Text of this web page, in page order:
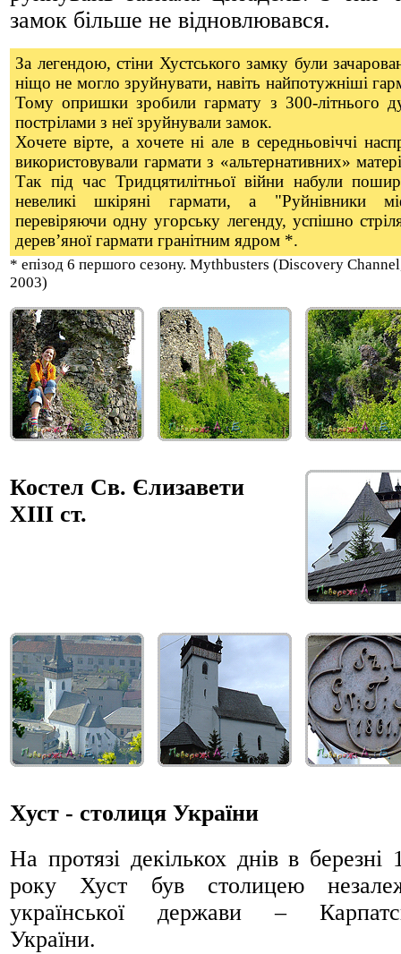
замок більше не відновлювався.
За легендою, стіни Хустського замку були
ніщо не могло зруйнувати, навіть найпотужніші
Тому опришки зробили гармату з 300-літнього
пострілами з неї зруйнували замок.
Хочете вірте, а хочете ні але в середньовіччі
використовували гармати з «альтернативних»
Так під час Тридцятилітньої війни набули
невеликі шкіряні гармати, а "Руйнівники
перевіряючи одну угорську легенду, успішно
дерев’яної гармати гранітним ядром *.
* епізод 6 першого сезону. Mythbusters (Discovery
2003)
Костел Св. Єлизавети
XIII ст.
Хуст - столиця України
На протязі декількох днів в березні
року Хуст був столицею
української держави –
України.